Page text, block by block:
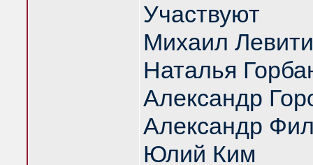
Участвуют
Михаил
Наталья
Александр
Александр
Юлий Ким